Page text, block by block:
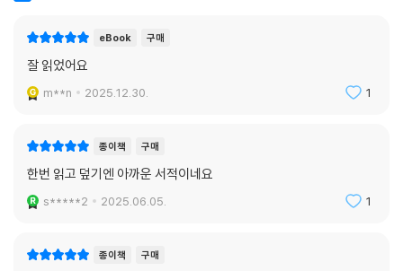
eBook 구매
잘 읽었어요
m**n 2025.12.30. 1
종이책 구매
한번 읽고 덮기엔 아까운 서적이네요
s*****2 2025.06.05. 1
종이책 구매